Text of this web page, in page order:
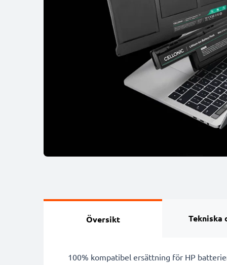
Översikt Tekniska
100% kompatibel ersättning för HP